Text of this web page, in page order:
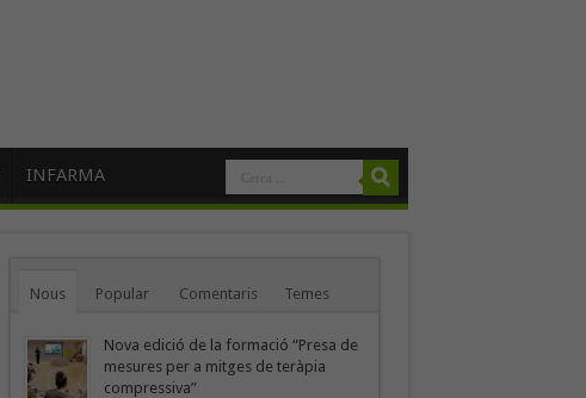
INFARMA
Nous Popular Comentaris Temes
Nova edició de la formació “Presa de
mesures per a mitges de teràpia
compressiva”